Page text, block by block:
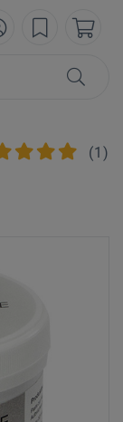
(1 )